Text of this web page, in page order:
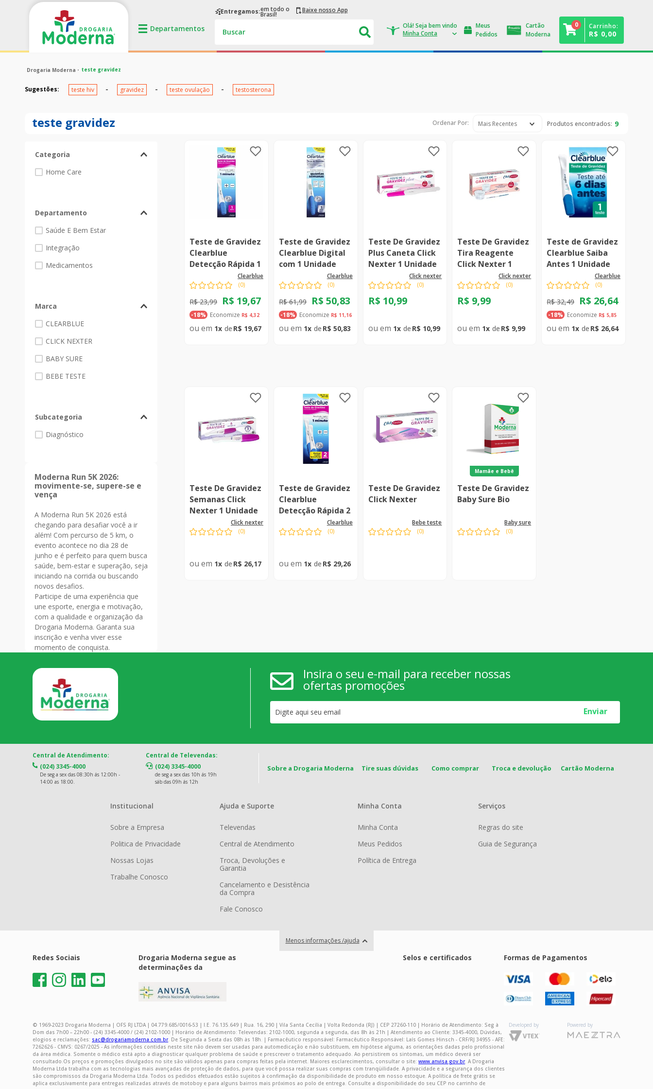
Entregamos:em todo o
Brasil! Baixe nosso App
Meus
Pedidos
Cartão
Moderna
0 Carrinho:
R$ 0,00
teste gravidez
Sugestões: teste hiv gravidez teste ovulação testosterona
teste gravidez
Categoria
Home Care
Departamento
Saúde E Bem Estar
Integração
Medicamentos
Marca
CLEARBLUE
CLICK NEXTER
BABY SURE
BEBE TESTE
Subcategoria
Diagnóstico
Moderna Run 5K 2026:
movimente-se, supere-se e
vença
A Moderna Run 5K 2026 está
chegando para desafiar você a ir
além! Com percurso de 5 km, o
evento acontece no dia 28 de
junho e é perfeito para quem busca
saúde, bem-estar e superação, seja
iniciando na corrida ou buscando
novos desafios.
Participe de uma experiência que
une esporte, energia e motivação,
com a qualidade e organização da
Drogaria Moderna. Garanta sua
inscrição e venha viver esse
momento de conquista.
Mais Recentes 9
Teste de Gravidez
Clearblue
Detecção Rápida 1
clearblue
(0)
R$ 23,99 R$ 19,67
-18% Economize R$ 4,32
1 R$ 19,67
Teste de Gravidez
Clearblue Digital
com 1 Unidade
clearblue
(0)
R$ 61,99 R$ 50,83
-18% Economize R$ 11,16
1 R$ 50,83
Teste De Gravidez
Plus Caneta Click
Nexter 1 Unidade
click nexter
(0)
R$ 10,99
1 R$ 10,99
Teste De Gravidez
Tira Reagente
Click Nexter 1
click nexter
(0)
R$ 9,99
1 R$ 9,99
Teste de Gravidez
Clearblue Saiba
Antes 1 Unidade
clearblue
(0)
R$ 32,49 R$ 26,64
-18% Economize R$ 5,85
1 R$ 26,64
Teste De Gravidez
Semanas Click
Nexter 1 Unidade
click nexter
(0)
1 R$ 26,17
Teste de Gravidez
Clearblue
Detecção Rápida 2
clearblue
(0)
1 R$ 29,26
Teste De Gravidez
Click Nexter
bebe teste
(0)
Mamãe e Bebê
Teste De Gravidez
Baby Sure Bio
baby sure
(0)
Insira o seu e-mail para receber nossas
ofertas promoções
Enviar
Central de Atendimento:
(024) 3345-4000
De seg a sex das 08:30h ás 12:00h -
14:00 as 18:00.
Central de Televendas:
(024) 3345-4000
de seg a sex das 10h ás 19h
sáb das 09h ás 12h
Sobre a Drogaria Moderna Tire suas dúvidas Como comprar Troca e devolução Cartão Moderna
Institucional
Sobre a Empresa
Politica de Privacidade
Nossas Lojas
Trabalhe Conosco
Ajuda e Suporte
Televendas
Central de Atendimento
Troca, Devoluções e
Garantia
Cancelamento e Desistência
da Compra
Fale Conosco
Minha Conta
Minha Conta
Meus Pedidos
Política de Entrega
Serviços
Regras do site
Guia de Segurança
Menos informações /ajuda
Redes Sociais
Drogaria Moderna segue as
determinações da
Selos e certificados Formas de Pagamentos
© 1969-2023 Drogaria Moderna | OFS RJ LTDA | 04.779.685/0016-53 | I.E. 76.135.649 | Rua. 16, 290 | Vila Santa Cecília | Volta Redonda (RJ) | CEP 27260-110 | Horário de Atendimento: Seg à
Dom das 7h00 – 22h00 - (24) 3345-4000 / (24) 2102-1000 | Horário de Atendimento: Televendas: 2102-1000, segunda a segunda, das 8h às 21h | Atendimento ao Cliente: 3345-4000, Dúvidas,
elogios e reclamações: sac@drogariamoderna.com.br. De Segunda a Sexta das 08h às 18h. | Farmacêutico responsável: Farmacêutico Responsável: Laís Gomes Hinsch - CRF/RJ 34955 - AFE:
7262626 - CMVS: 0267/2025 - As informações contidas neste site não devem ser usadas para automedicação e não substituem, em hipótese alguma, as orientações dadas pelo profissional
da área médica. Somente o médico está apto a diagnosticar qualquer problema de saúde e prescrever o tratamento adequado. Ao persistirem os sintomas, um médico deverá ser
consultado.Os preços e promoções divulgados no site são válidos apenas para compras feitas pela internet. Maiores esclarecimentos, consultar o site:www.anvisa.gov.br. A Drogaria
Moderna Ltda trabalha com as tecnologias mais avançadas de proteção de dados, para que você possa realizar suas compras com tranqüilidade. A privacidade e a segurança dos clientes
são compromissos da Drogaria Moderna Ltda. Todos os pedidos efetuados estão sujeitos à confirmação da disponibilidade de produto em nosso estoque. A política de frete grátis se
aplica exclusivamente para entregas realizadas através de motoboy e para alguns bairros mais próximos ao polo de entrega. Consulte a disponibilidade do seu CEP no carrinho de
Developed by Powered by